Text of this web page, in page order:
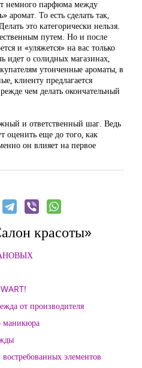
немного парфюма между
аромат. То есть сделать так,
это категорически нельзя.
путем. Но и после
и «уляжется» на вас только
идет о солидных магазинах,
утонченные ароматы, в
клиенту предлагается
чем делать окончательный
и ответственный шаг. Ведь
оценить еще до того, как
он влияет на первое
красоты»
от производителя
маникюра
элементов